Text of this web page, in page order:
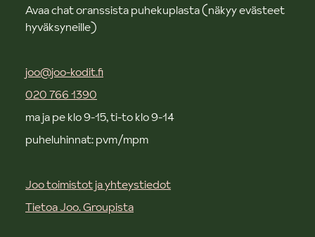
Avaa chat oranssista puhekuplasta (näkyy evästeet
hyväksyneille)
joo@joo-kodit.fi
020 766 1390
ma ja pe klo 9-15, ti-to klo 9-14
puheluhinnat: pvm/mpm
Joo toimistot ja yhteystiedot
Tietoa Joo. Groupista